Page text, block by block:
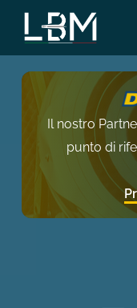
Salta
contenuto
principale
Il nostro
punto di